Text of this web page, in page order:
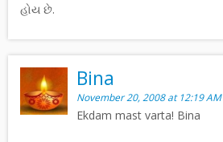
હોય છે.
Bina
November 20, 2008 at 12:19 AM
Ekdam mast varta! Bina